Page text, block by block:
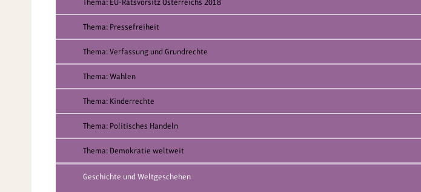
Thema: EU-Ratsvorsitz Österreichs 2018
Thema: Pressefreiheit
Thema: Verfassung und Grundrechte
Thema: Wahlen
Thema: Kinderrechte
Thema: Politisches Handeln
Thema: Demokratie weltweit
Geschichte und Weltgeschehen